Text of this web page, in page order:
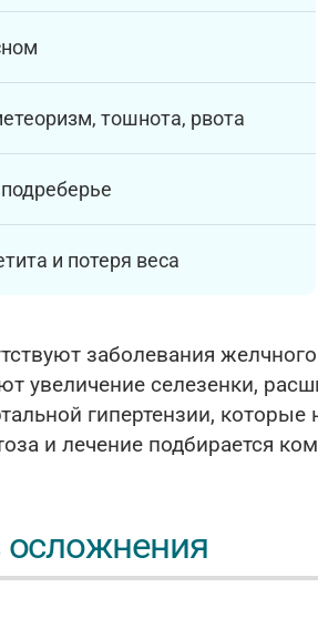
тошнота, рвота
и потеря веса
заболевания
увеличение селезенки,
гипертензии,
и лечение подбирается